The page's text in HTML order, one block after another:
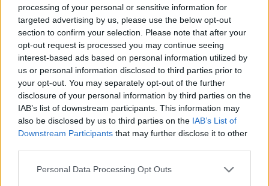
processing of your personal or sensitive information for
targeted advertising by us, please use the below opt-out
section to confirm your selection. Please note that after your
opt-out request is processed you may continue seeing
interest-based ads based on personal information utilized by
us or personal information disclosed to third parties prior to
your opt-out. You may separately opt-out of the further
disclosure of your personal information by third parties on the
IAB’s list of downstream participants. This information may
also be disclosed by us to third parties on the IAB’s List of
Downstream Participants that may further disclose it to other
Please note that this website/app uses one or more Google
Personal Data Processing Opt Outs
Σχολίασε εδώ
50 /50
2000 /2000
Υποβολή σχολίου